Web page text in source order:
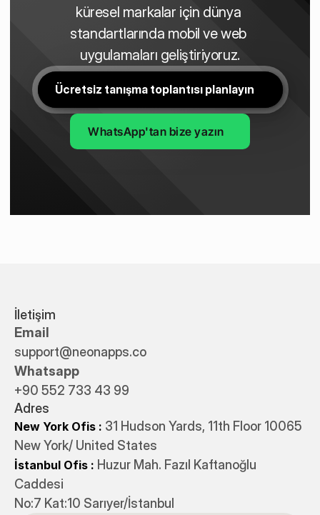
küresel markalar için dünya
standartlarında mobil ve web
uygulamaları geliştiriyoruz.
Ücretsiz tanışma toplantısı planlayın
WhatsApp'tan bize yazın
İletişim
Email
support@neonapps.co
Whatsapp
+90 552 733 43 99
Adres
New York Ofis : 31 Hudson Yards, 11th Floor 10065
New York/ United States
İstanbul Ofis : Huzur Mah. Fazıl Kaftanoğlu
Caddesi
No:7 Kat:10 Sarıyer/İstanbul